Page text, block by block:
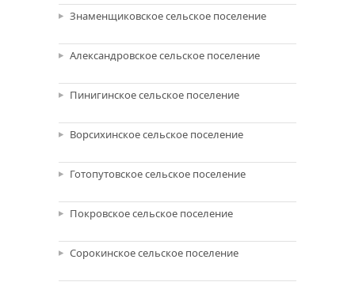
Знаменщиковское сельское поселение
Александровское сельское поселение
Пинигинское сельское поселение
Ворсихинское сельское поселение
Готопутовское сельское поселение
Покровское сельское поселение
Сорокинское сельское поселение